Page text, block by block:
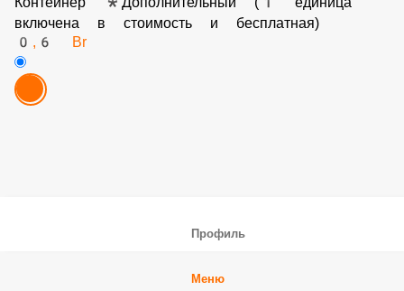
Контейнер *Дополнительный (1 единица
включена в стоимость и бесплатная)
0,6 Br
Профиль